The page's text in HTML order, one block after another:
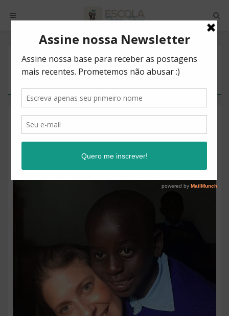
POSTS BY TAG
SER HUMANO